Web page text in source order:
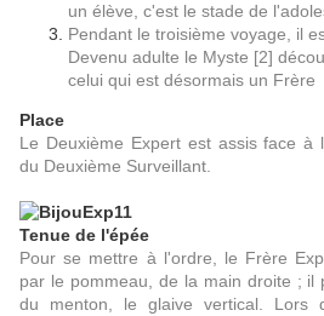
un élève, c'est le stade de
Pendant le troisième voyage, il
Devenu adulte le Myste [2]
celui qui est désormais un Frère
Place
Le Deuxième Expert est assis face à
du Deuxième Surveillant.
Tenue de l'épée
Pour se mettre à l'ordre, le Frère
par le pommeau, de la main droite ; il
du menton, le glaive vertical. Lors